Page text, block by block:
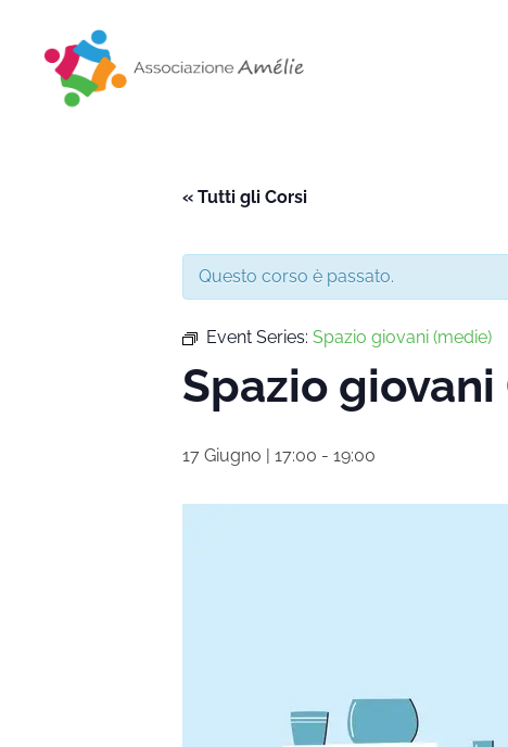
« Tutti gli Corsi
Questo corso è passato.
Event Series: Spazio giovani (medie)
Spazio
17 Giugno | 17:00 - 19:00